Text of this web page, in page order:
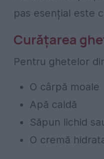
pas esențial este
Curățarea
Pentru ghetelor
O cârpă moale
Apă caldă
Săpun lichid
O cremă